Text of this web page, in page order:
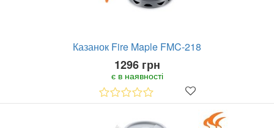
Казанок Fire Maple FMC-218
1296 грн
є в наявності